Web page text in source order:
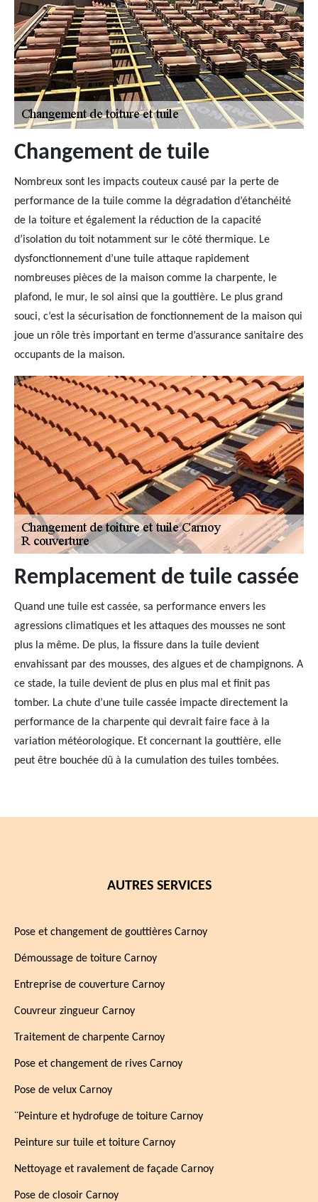
Changement de tuile
Nombreux sont les impacts couteux causé par la perte de
performance de la tuile comme la dégradation d’étanchéité
de la toiture et également la réduction de la capacité
d’isolation du toit notamment sur le côté thermique. Le
dysfonctionnement d’une tuile attaque rapidement
nombreuses pièces de la maison comme la charpente, le
plafond, le mur, le sol ainsi que la gouttière. Le plus grand
souci, c’est la sécurisation de fonctionnement de la maison qui
joue un rôle très important en terme d’assurance sanitaire des
occupants de la maison.
Remplacement de tuile cassée
Quand une tuile est cassée, sa performance envers les
agressions climatiques et les attaques des mousses ne sont
plus la même. De plus, la fissure dans la tuile devient
envahissant par des mousses, des algues et de champignons. A
ce stade, la tuile devient de plus en plus mal et finit pas
tomber. La chute d’une tuile cassée impacte directement la
performance de la charpente qui devrait faire face à la
variation météorologique. Et concernant la gouttière, elle
peut être bouchée dû à la cumulation des tuiles tombées.
AUTRES SERVICES
Pose et changement de gouttières Carnoy
Démoussage de toiture Carnoy
Entreprise de couverture Carnoy
Couvreur zingueur Carnoy
Traitement de charpente Carnoy
Pose et changement de rives Carnoy
Pose de velux Carnoy
¨Peinture et hydrofuge de toiture Carnoy
Peinture sur tuile et toiture Carnoy
Nettoyage et ravalement de façade Carnoy
Pose de closoir Carnoy